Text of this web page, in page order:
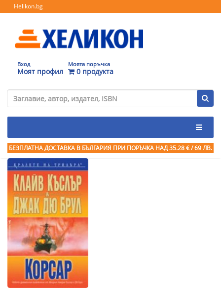
Helikon.bg
Вход
Моят профил
Моята поръчка
0 продукта
БЕЗПЛАТНА ДОСТАВКА В БЪЛГАРИЯ ПРИ ПОРЪЧКА НАД 35.28 € / 69 ЛВ.